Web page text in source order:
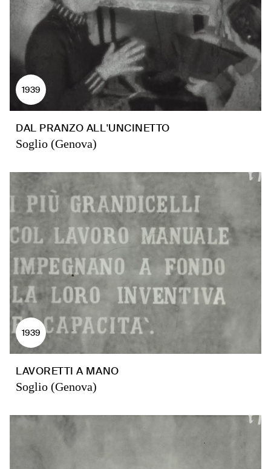
1939
DAL PRANZO ALL'UNCINETTO
Soglio (Genova)
1939
LAVORETTI A MANO
Soglio (Genova)